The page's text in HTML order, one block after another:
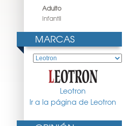
Adulto
Infantil
MARCAS
Leotron
Ir a la página de Leotron